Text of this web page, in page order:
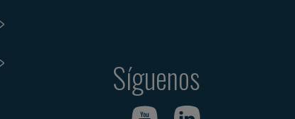
Síguenos